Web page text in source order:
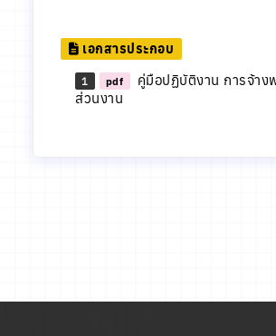
เอกสารประกอบ
1 pdf
คู่มือปฏิบัติงาน การจ้าง
ส่วนงาน